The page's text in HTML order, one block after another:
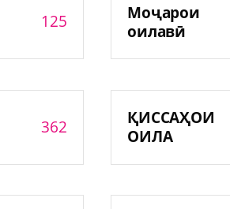
125
Моҷарои
оилавӣ
362
ҚИССАҲОИ
ОИЛА